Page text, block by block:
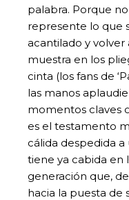
palabra. Porque
represente lo que
acantilado y volver
muestra en los
cinta (los fans de
las manos
momentos claves
es el testamento
cálida despedida
tiene ya cabida en
generación que,
hacia la puesta de